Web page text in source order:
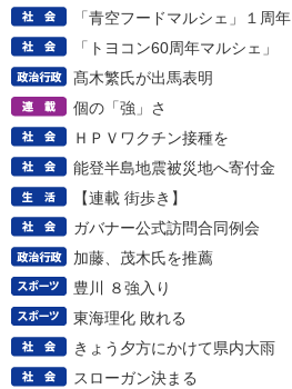
「青空フードマルシェ」１周年
「トヨコン60周年マルシェ」
髙木繁氏が出馬表明
個の「強」さ
ＨＰＶワクチン接種を
能登半島地震被災地へ寄付金
【連載 街歩き】
ガバナー公式訪問合同例会
加藤、茂木氏を推薦
豊川 ８強入り
東海理化 敗れる
きょう夕方にかけて県内大雨
スローガン決まる